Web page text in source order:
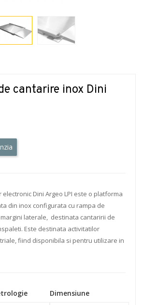
cantarire inox Dini
Dini Argeo LPI este o platforma
din inox configurata cu rampa de
laterale, destinata cantaririi de
Este destinata activitatilor
fiind disponibila si pentru utilizare in
Dimensiune